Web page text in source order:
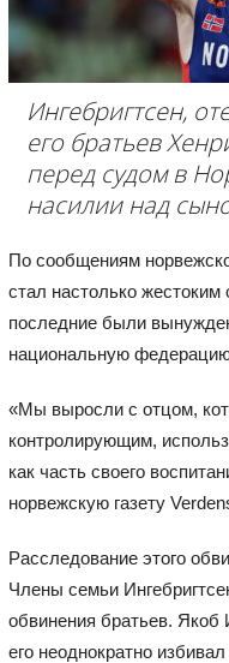
Ингебригтсен,
его братьев
перед судом в
насилии над
По сообщениям
стал настолько
последние были
национальную федерацию
«Мы выросли с отцом,
контролирующим,
как часть своего
норвежскую газету
Расследование этого
Члены семьи
обвинения братьев. Якоб
его неоднократно